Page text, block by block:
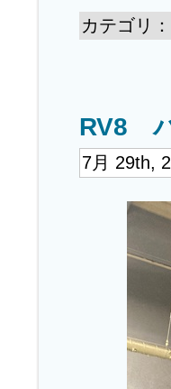
カテゴリ：
RV8
7月 29th,